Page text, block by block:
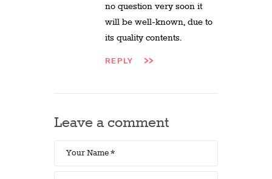
no question very soon it
will be well-known, due to
its quality contents.
REPLY
Leave a comment